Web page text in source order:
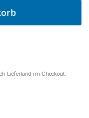
Lieferland im Checkout.